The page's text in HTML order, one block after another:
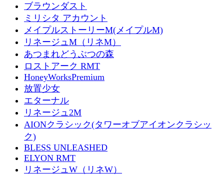
ブラウンダスト
ミリシタ アカウント
メイプルストーリーM(メイプルM)
リネージュM（リネM）
あつまれどうぶつの森
ロストアーク RMT
HoneyWorksPremium
放置少女
エターナル
リネージュ2M
AIONクラシック(タワーオブアイオンクラシッ
ク)
BLESS UNLEASHED
ELYON RMT
リネージュW（リネW）